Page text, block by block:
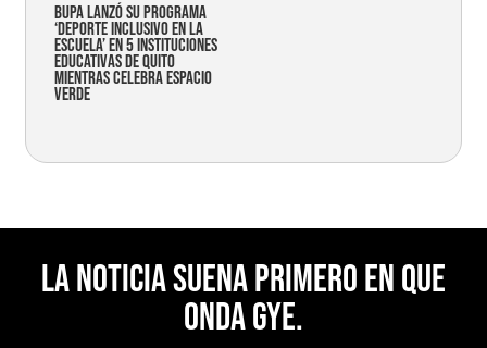
Bupa lanzó su programa
‘Deporte Inclusivo en la
Escuela’ en 5 instituciones
educativas de Quito
mientras celebra espacio
verde
La noticia suena primero en Que
Onda Gye.